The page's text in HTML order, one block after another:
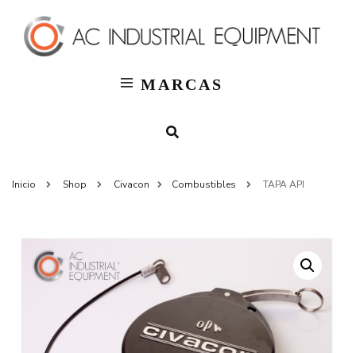
MARCAS
Inicio Shop Civacon Combustibles TAPA API